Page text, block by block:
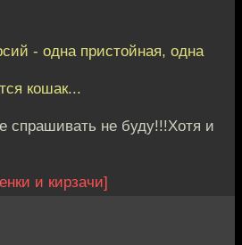
- одна пристойная, одна
кошак...
спрашивать не буду!!!Хотя и
и кирзачи]